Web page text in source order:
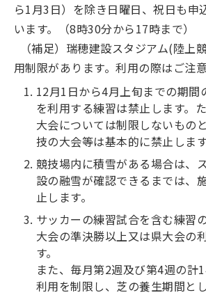
ら1月3日）を除き日曜日、祝日も申
います。（8時30分から17時まで）
（補足）瑞穂建設スタジアム(陸上
用制限があります。利用の際はご注
12月1日から4月上旬までの期間
を利用する練習は禁止します。
大会については制限しないもの
技の大会等は基本的に禁止します
競技場内に積雪がある場合は、
設の融雪が確認できるまでは、
止します。
サッカーの練習試合を含む練習
大会の準決勝以上又は県大会の
す。
また、毎月第2週及び第4週の計
利用を制限し、芝の養生期間とし